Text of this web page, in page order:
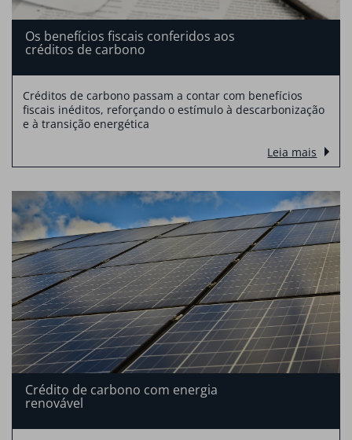
Os benefícios fiscais conferidos aos
créditos de carbono
Créditos de carbono passam a contar com benefícios
fiscais inéditos, reforçando o estímulo à descarbonização
e à transição energética
Leia mais
Crédito de carbono com energia
renovável